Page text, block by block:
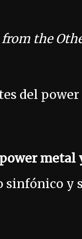
the
del
metal
sinfónico y